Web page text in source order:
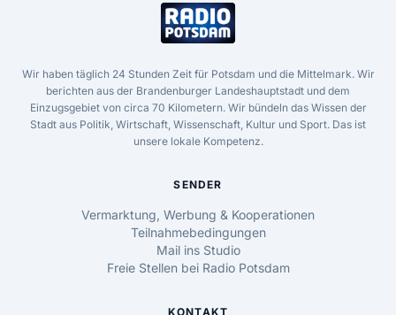
Wir haben täglich 24 Stunden Zeit für Potsdam und die Mittelmark. Wir
berichten aus der Brandenburger Landeshauptstadt und dem
Einzugsgebiet von circa 70 Kilometern. Wir bündeln das Wissen der
Stadt aus Politik, Wirtschaft, Wissenschaft, Kultur und Sport. Das ist
unsere lokale Kompetenz.
SENDER
Vermarktung, Werbung & Kooperationen
Teilnahmebedingungen
Mail ins Studio
Freie Stellen bei Radio Potsdam
KONTAKT